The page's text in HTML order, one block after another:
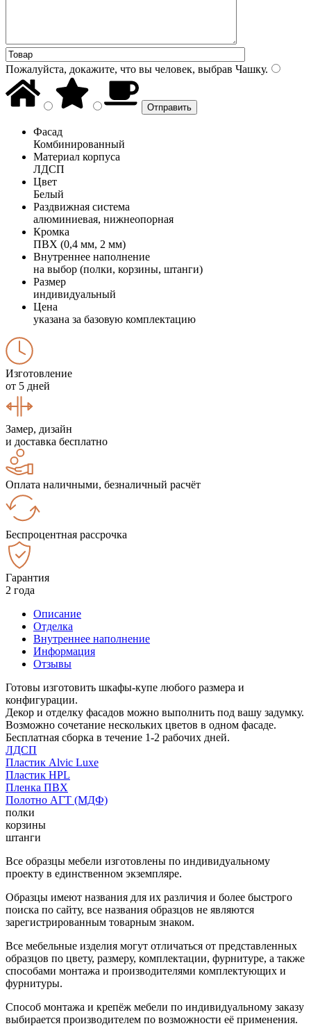
Пожалуйста, докажите, что вы человек, выбрав Чашку.
Фасад
Комбинированный
Материал корпуса
ЛДСП
Цвет
Белый
Раздвижная система
алюминиевая, нижнеопорная
Кромка
ПВХ (0,4 мм, 2 мм)
Внутреннее наполнение
на выбор (полки, корзины, штанги)
Размер
индивидуальный
Цена
указана за базовую комплектацию
Изготовление
от 5 дней
Замер, дизайн
и доставка бесплатно
Оплата наличными, безналичный расчёт
Беспроцентная рассрочка
Гарантия
2 года
Описание
Отделка
Внутреннее наполнение
Информация
Отзывы
Готовы изготовить шкафы-купе любого размера и
конфигурации.
Декор и отделку фасадов можно выполнить под вашу задумку.
Возможно сочетание нескольких цветов в одном фасаде.
Бесплатная сборка в течение 1-2 рабочих дней.
ЛДСП
Пластик Alvic Luxe
Пластик HPL
Пленка ПВХ
Полотно АГТ (МДФ)
полки
корзины
штанги
Все образцы мебели изготовлены по индивидуальному
проекту в единственном экземпляре.
Образцы имеют названия для их различия и более быстрого
поиска по сайту, все названия образцов не являются
зарегистрированным товарным знаком.
Все мебельные изделия могут отличаться от представленных
образцов по цвету, размеру, комплектации, фурнитуре, а также
способами монтажа и производителями комплектующих и
фурнитуры.
Способ монтажа и крепёж мебели по индивидуальному заказу
выбирается производителем по возможности её применения.